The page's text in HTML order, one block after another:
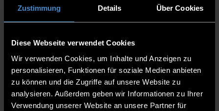
Zustimmung Details Über Cookies
Diese Webseite verwendet Cookies
Wir verwenden Cookies, um Inhalte und Anzeigen zu
personalisieren, Funktionen für soziale Medien anbieten
zu können und die Zugriffe auf unsere Website zu
analysieren. Außerdem geben wir Informationen zu Ihrer
Verwendung unserer Website an unsere Partner für
Christian ist Dekan des European Campus Rottal-Inn und
Professor. Seine Lehrtätigkeit konzentriert sich auf
Tourismusmanagement. Aufgewachsen ist er in Oberösterreich,
das an Bayern grenzt. Pfarrkirchen und die Region Rottal-Inn sind
also ganz in der Nähe seines Heimatortes.